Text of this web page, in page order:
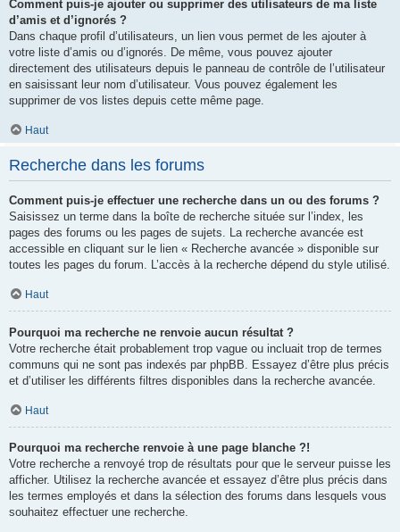
Comment puis-je ajouter ou supprimer des utilisateurs de ma liste
d’amis et d’ignorés ?
Dans chaque profil d’utilisateurs, un lien vous permet de les ajouter à
votre liste d’amis ou d’ignorés. De même, vous pouvez ajouter
directement des utilisateurs depuis le panneau de contrôle de l’utilisateur
en saisissant leur nom d’utilisateur. Vous pouvez également les
supprimer de vos listes depuis cette même page.
Haut
Recherche dans les forums
Comment puis-je effectuer une recherche dans un ou des forums ?
Saisissez un terme dans la boîte de recherche située sur l’index, les
pages des forums ou les pages de sujets. La recherche avancée est
accessible en cliquant sur le lien « Recherche avancée » disponible sur
toutes les pages du forum. L’accès à la recherche dépend du style utilisé.
Haut
Pourquoi ma recherche ne renvoie aucun résultat ?
Votre recherche était probablement trop vague ou incluait trop de termes
communs qui ne sont pas indexés par phpBB. Essayez d’être plus précis
et d’utiliser les différents filtres disponibles dans la recherche avancée.
Haut
Pourquoi ma recherche renvoie à une page blanche ?!
Votre recherche a renvoyé trop de résultats pour que le serveur puisse les
afficher. Utilisez la recherche avancée et essayez d’être plus précis dans
les termes employés et dans la sélection des forums dans lesquels vous
souhaitez effectuer une recherche.